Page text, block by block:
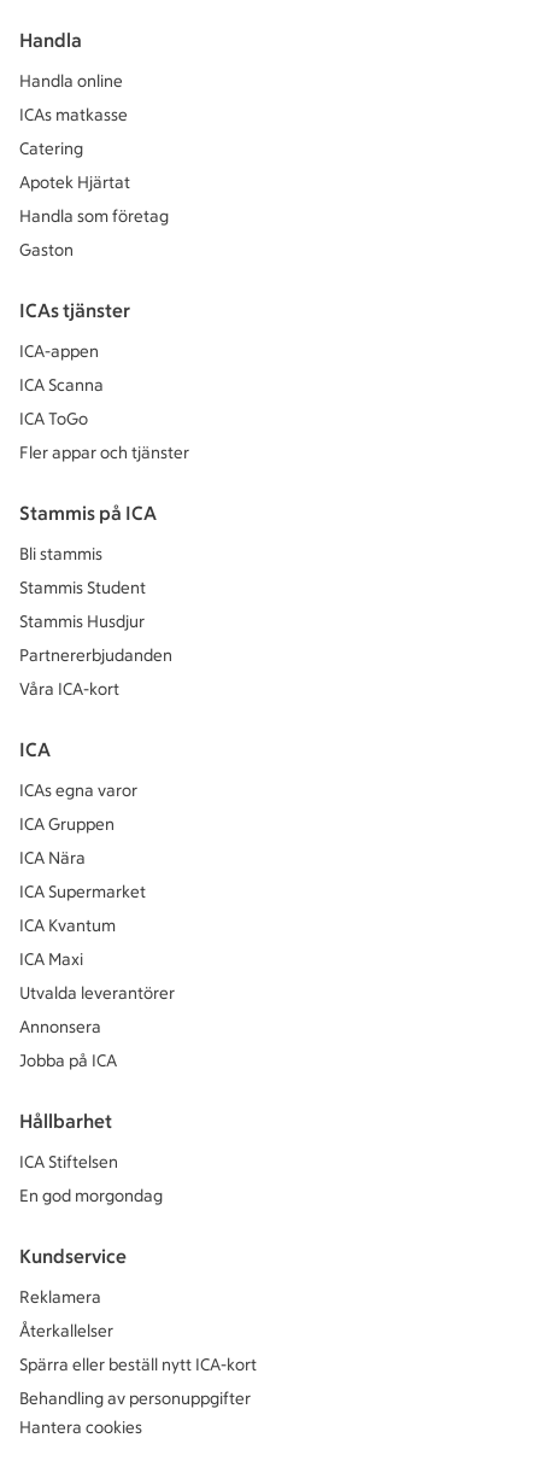
Handla
Handla online
ICAs matkasse
Catering
Apotek Hjärtat
Handla som företag
Gaston
ICAs tjänster
ICA-appen
ICA Scanna
ICA ToGo
Fler appar och tjänster
Stammis på ICA
Bli stammis
Stammis Student
Stammis Husdjur
Partnererbjudanden
Våra ICA-kort
ICA
ICAs egna varor
ICA Gruppen
ICA Nära
ICA Supermarket
ICA Kvantum
ICA Maxi
Utvalda leverantörer
Annonsera
Jobba på ICA
Hållbarhet
ICA Stiftelsen
En god morgondag
Kundservice
Reklamera
Återkallelser
Spärra eller beställ nytt ICA-kort
Behandling av personuppgifter
Hantera cookies